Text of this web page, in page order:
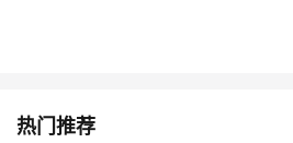
热门推荐